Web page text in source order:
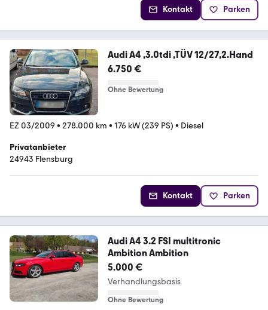
Kontakt Parken
Audi A4 ,3.0tdi ,TÜV 12/27,2.Hand
6.750 €
Ohne Bewertung
EZ 03/2009 • 278.000 km • 176 kW (239 PS) • Diesel
Privatanbieter
24943 Flensburg
Kontakt Parken
Audi A4 3.2 FSI multitronic
Ambition Ambition
5.000 €
Verhandlungsbasis
Ohne Bewertung